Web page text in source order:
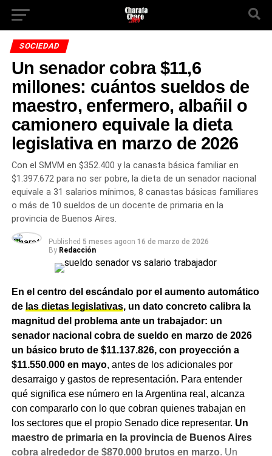
SOCIEDAD
Un senador cobra $11,6
millones: cuántos sueldos de
maestro, enfermero, albañil o
camionero equivale la dieta
legislativa en marzo de 2026
Con el SMVM en $352.400 y la canasta básica familiar en
$1.397.672 para no ser pobre, la dieta de un senador nacional
equivale a 31 salarios mínimos, 8 canastas básicas familiares
o más de 10 sueldos de un docente de primaria en la
provincia de Buenos Aires.
Published 5 meses agoon 16 de marzo de 2026
By Redacción
En el centro del escándalo por el aumento automático
de las dietas legislativas, un dato concreto calibra la
magnitud del problema ante un trabajador: un
senador nacional cobra de sueldo en marzo de 2026
un básico bruto de $11.137.826, con proyección a
$11.550.000 en mayo, antes de los adicionales por
desarraigo y gastos de representación. Para entender
qué significa ese número en la Argentina real, alcanza
con compararlo con lo que cobran quienes trabajan en
los sectores que el propio Senado dice representar. Un
maestro de primaria en la provincia de Buenos Aires
cobra alrededor de $870.000 brutos en marzo. Un